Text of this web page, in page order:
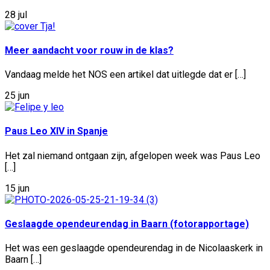
28 jul
Meer aandacht voor rouw in de klas?
Vandaag melde het NOS een artikel dat uitlegde dat er […]
25 jun
Paus Leo XIV in Spanje
Het zal niemand ontgaan zijn, afgelopen week was Paus Leo
[…]
15 jun
Geslaagde opendeurendag in Baarn (fotorapportage)
Het was een geslaagde opendeurendag in de Nicolaaskerk in
Baarn […]